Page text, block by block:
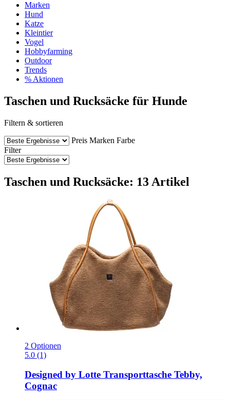
Marken
Hund
Katze
Kleintier
Vogel
Hobbyfarming
Outdoor
Trends
% Aktionen
Taschen und Rucksäcke für Hunde
Filtern & sortieren
Preis Marken Farbe
Filter
Taschen und Rucksäcke: 13 Artikel
2 Optionen
5.0 (1)
Designed by Lotte Transporttasche Tebby,
Cognac